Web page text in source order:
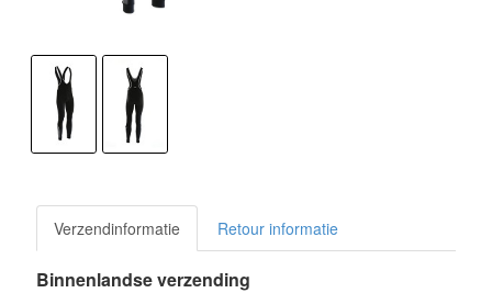
Verzendinformatie Retour informatie
Binnenlandse verzending